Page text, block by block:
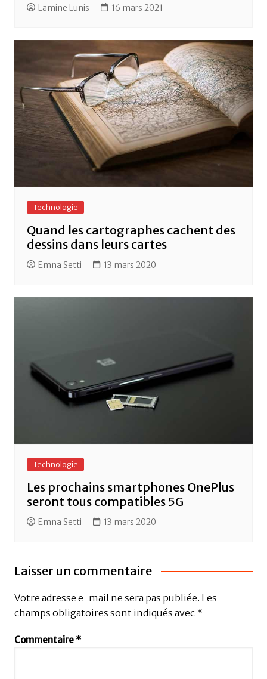
Lamine Lunis 16 mars 2021
Technologie
Quand les cartographes cachent des
dessins dans leurs cartes
Emna Setti 13 mars 2020
Technologie
Les prochains smartphones OnePlus
seront tous compatibles 5G
Emna Setti 13 mars 2020
Laisser un commentaire
Votre adresse e-mail ne sera pas publiée. Les
champs obligatoires sont indiqués avec *
Commentaire *